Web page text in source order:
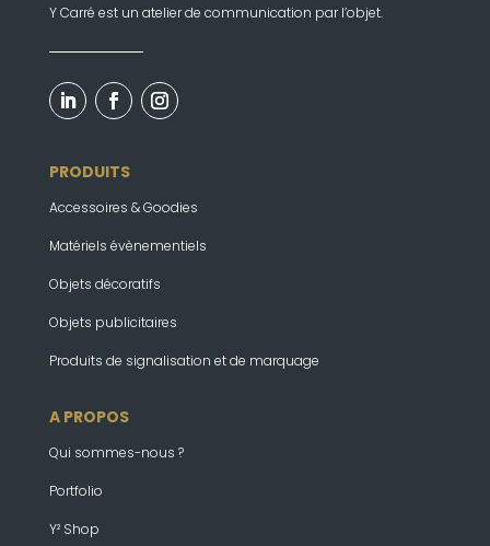
Y Carré est un atelier de communication par l’objet.
PRODUITS
Accessoires & Goodies
Matériels évènementiels
Objets décoratifs
Objets publicitaires
Produits de signalisation et de marquage
A PROPOS
Qui sommes-nous ?
Portfolio
Y² Shop